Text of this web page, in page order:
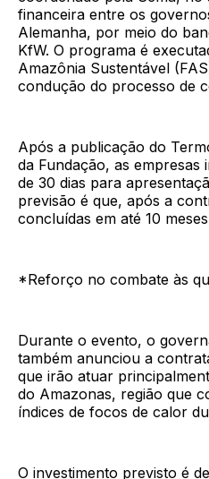
financeira entre os
Alemanha, por meio do
KfW. O programa é
Amazônia Sustentável
condução do processo de
Após a publicação do
da Fundação, as empresas
de 30 dias para
previsão é que, após a
concluídas em até 10
*Reforço no combate às
Durante o evento, o
também anunciou a
que irão atuar
do Amazonas, região que
índices de focos de calor
O investimento previsto é